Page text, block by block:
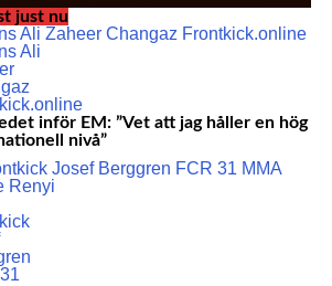
just nu
inför EM: ”Vet att jag håller en hög
nivå”